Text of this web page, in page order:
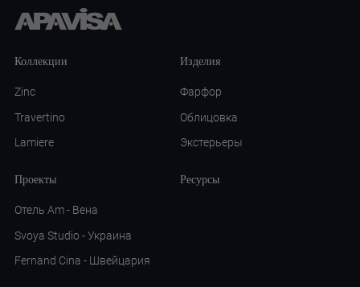
Коллекции
Zinc
Travertino
Lamiere
Изделия
Фарфор
Облицовка
Экстерьеры
Проекты
Отель Am - Вена
Svoya Studio - Украина
Fernand Cina - Швейцария
Ресурсы